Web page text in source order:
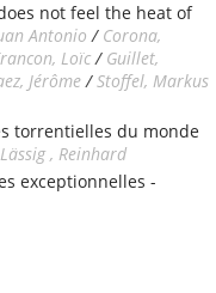
not feel the heat of
Antonio / Corona,
Loïc/ Guillet,
Jérôme/Stoffel, Markus
torrentielles du monde
Lässig , Reinhard
exceptionnelles -